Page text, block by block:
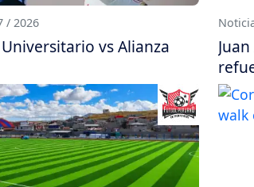
/ 2026
vs Alianza